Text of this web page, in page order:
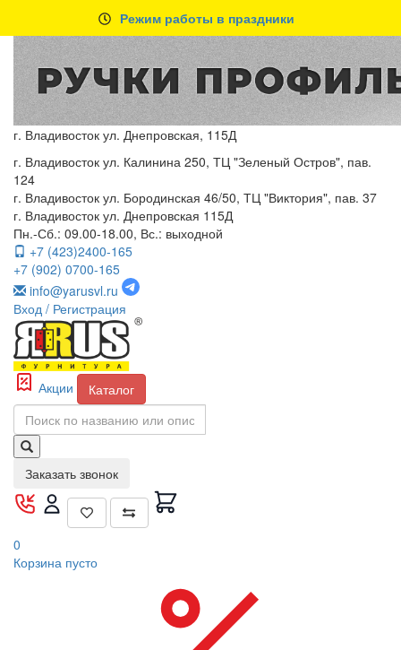
Режим работы в праздники
г. Владивосток ул. Днепровская, 115Д
г. Владивосток ул. Калинина 250, ТЦ "Зеленый Остров", пав.
124
г. Владивосток ул. Бородинская 46/50, ТЦ "Виктория", пав. 37
г. Владивосток ул. Днепровская 115Д
Пн.-Сб.: 09.00-18.00, Вс.: выходной
+7 (423)2400-165
+7 (902) 0700-165
info@yarusvl.ru
Вход / Регистрация
Акции Каталог
Заказать звонок
0
Корзина пусто